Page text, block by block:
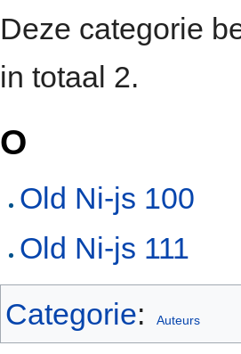
Deze categorie
in totaal 2.
O
Old Ni-js 100
Old Ni-js 111
Categorie: Auteurs